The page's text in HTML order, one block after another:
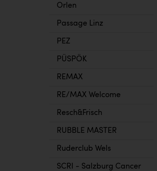
Orlen
Passage Linz
PEZ
PÜSPÖK
REMAX
RE/MAX Welcome
Resch&Frisch
RUBBLE MASTER
Ruderclub Wels
SCRI - Salzburg Cancer